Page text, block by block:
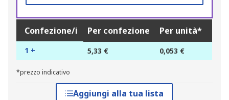
Confezione/i Per confezione Per unità*
1 + 5,33 € 0,053 €
*prezzo indicativo
Aggiungi alla tua lista